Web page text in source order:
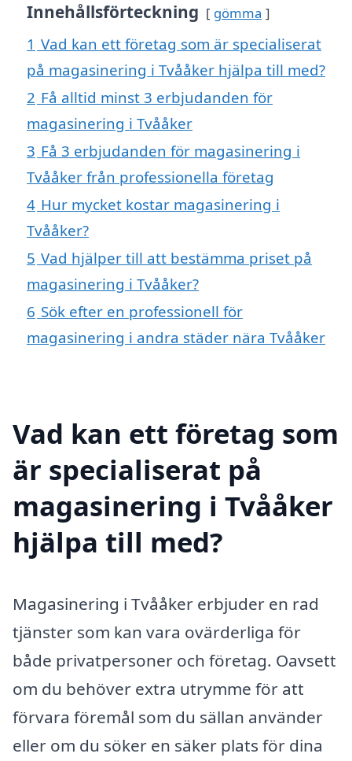
Innehållsförteckning gömma
1 Vad kan ett företag som är specialiserat
på magasinering i Tvååker hjälpa till med?
2 Få alltid minst 3 erbjudanden för
magasinering i Tvååker
3 Få 3 erbjudanden för magasinering i
Tvååker från professionella företag
4 Hur mycket kostar magasinering i
Tvååker?
5 Vad hjälper till att bestämma priset på
magasinering i Tvååker?
6 Sök efter en professionell för
magasinering i andra städer nära Tvååker
Vad kan ett företag som
är specialiserat på
magasinering i Tvååker
hjälpa till med?
Magasinering i Tvååker erbjuder en rad
tjänster som kan vara ovärderliga för
både privatpersoner och företag. Oavsett
om du behöver extra utrymme för att
förvara föremål som du sällan använder
eller om du söker en säker plats för dina